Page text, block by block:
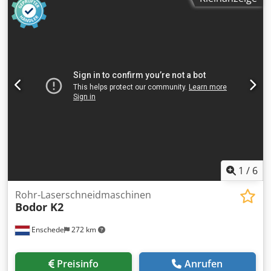
400V / 50Hz / 3 Phasen
1 / 6
Enschede 272 km
Rohr-Laserschneidmaschinen
Bodor K2
Preisinfo Anrufen